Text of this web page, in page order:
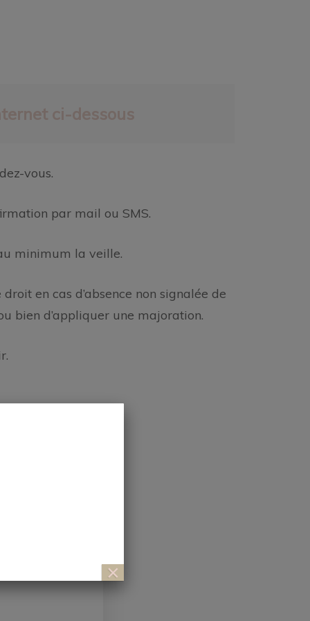
ci-dessous
vous.
par mail ou SMS.
minimum la veille.
en cas d’absence non signalée de
bien d’appliquer une majoration.
×